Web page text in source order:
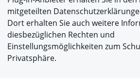
mitgeteilten
Dort erhalten Sie auch weitere
diesbezüglichen Rechten und
Einstellungsmöglichkeiten zum
Privatsphäre.